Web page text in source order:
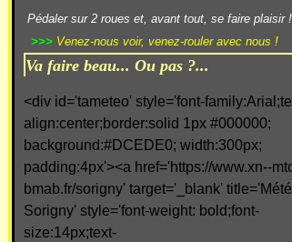
Pédaler sur 2 roues et, avant tout, se faire plaisir !
>>> Venez-nous voir, venez-rouler avec nous !
Va faire beau... Ou pas ?...
<div id='tameteo' style='font-
align:center;border:solid 1px #000000;
background:#DCEDE0; width:300px;
padding:4px'><a href='https://www.xn--
bmab.fr/sorigny' target='_blank'
Sorigny' style='font-weight: bold;font-
size:14px;text-